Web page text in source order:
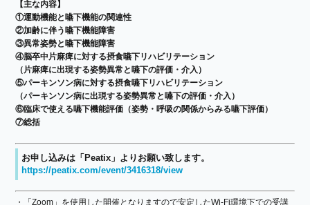
【主な内容】
①運動機能と嚥下機能の関連性
②加齢に伴う嚥下機能障害
③異常姿勢と嚥下機能障害
④脳卒中片麻痺に対する摂食嚥下リハビリテーション
（片麻痺に出現する姿勢異常と嚥下の評価・介入）
⑤パーキンソン病に対する摂食嚥下リハビリテーション
（パーキンソン病に出現する姿勢異常と嚥下の評価・介入）
⑥臨床で使える嚥下機能評価（姿勢・呼吸の関係からみる嚥下評価）
⑦総括
お申し込みは「Peatix」よりお願い致します。
https://peatix.com/event/3416318/view
・「Zoom」を使用した開催となりますので安定したWi-Fi環境下での受講